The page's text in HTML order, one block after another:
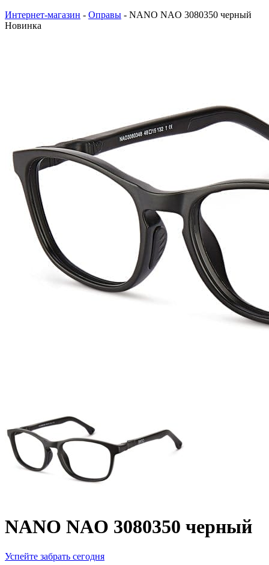
Интернет-магазин - Оправы - NANO NAO 3080350 черный
Новинка
NANO NAO 3080350 черный
Успейте забрать сегодня